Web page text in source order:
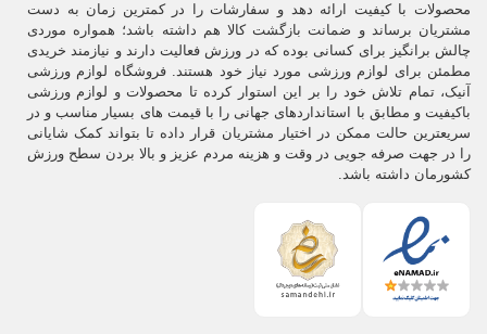
محصولات با کیفیت ارائه دهد و سفارشات را در کمترین زمان به دست
مشتریان برساند و ضمانت بازگشت کالا هم داشته باشد؛ همواره موردی
چالش برانگیز برای کسانی بوده که در ورزش فعالیت دارند و نیازمند خریدی
مطمئن برای لوازم ورزشی مورد نیاز خود هستند. فروشگاه لوازم ورزشی
آنیک، تمام تلاش خود را بر این استوار کرده تا محصولات و لوازم ورزشی
باکیفیت و مطابق با استانداردهای جهانی را با قیمت های بسیار مناسب و در
سریعترین حالت ممکن در اختیار مشتریان قرار داده تا بتواند کمک شایانی
را در جهت صرفه جویی در وقت و هزینه مردم عزیز و بالا بردن سطح ورزش
کشورمان داشته باشد.